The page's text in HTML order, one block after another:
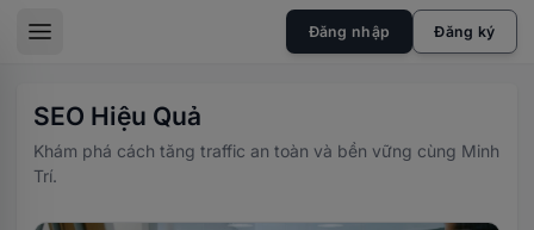
Đăng nhập Đăng ký
SEO Hiệu Quả
Khám phá cách tăng traffic an toàn và bền vững cùng Minh
Trí.